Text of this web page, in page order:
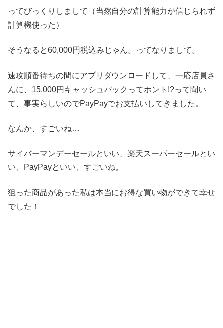
ってびっくりしまして（当然自分の計算能力が信じられず
計算機使った）
そうなると60,000円税込みじゃん。ってなりまして。
速攻順番待ちの間にアプリダウンロードして、一応店員さ
んに、15,000円キャッシュバックってホント!?って聞い
て、事実らしいのでPayPayでお支払いしてきました。
なんか、すごいね…
サイバーマンデーセールといい、楽天スーパーセールとい
い、PayPayといい、すごいね。
狙った商品があった私は本当にお得な買い物ができて幸せ
でした！